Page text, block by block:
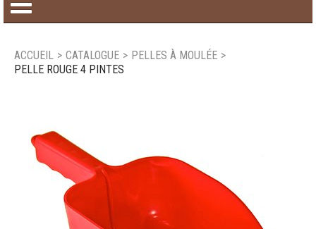
Nouveaux produits
Nous joindre
ACCUEIL > CATALOGUE > PELLES À MOULÉE >
PELLE ROUGE 4 PINTES